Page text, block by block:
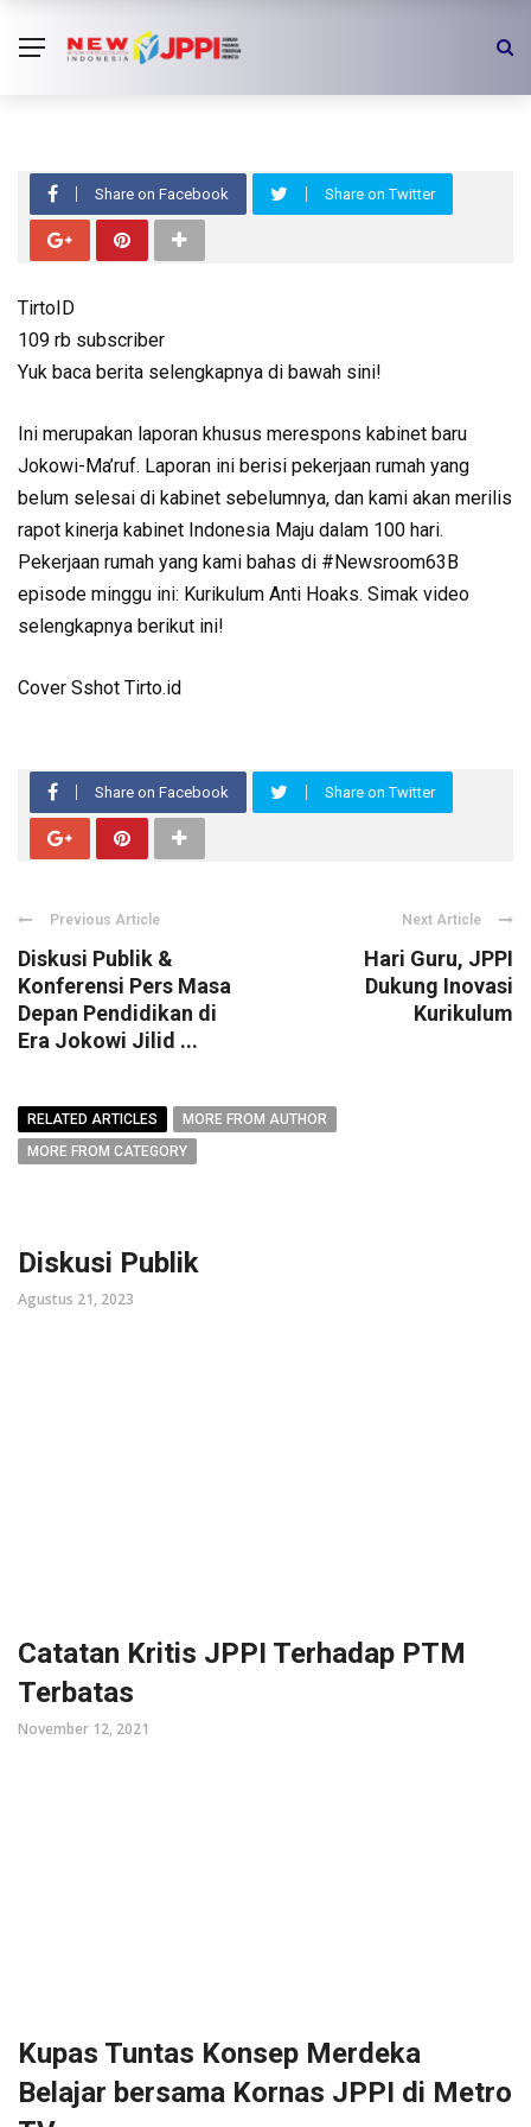
VIDEO
Jokowi 2.0: Kurikulum Anti Hoaks
Share on Facebook Share on Twitter
TirtoID
109 rb subscriber
Yuk baca berita selengkapnya di bawah sini!
Ini merupakan laporan khusus merespons kabinet baru
Jokowi-Ma’ruf. Laporan ini berisi pekerjaan rumah yang
belum selesai di kabinet sebelumnya, dan kami akan merilis
rapot kinerja kabinet Indonesia Maju dalam 100 hari.
Pekerjaan rumah yang kami bahas di #Newsroom63B
episode minggu ini: Kurikulum Anti Hoaks. Simak video
selengkapnya berikut ini!
Cover Sshot Tirto.id
Share on Facebook Share on Twitter
Previous Article
Diskusi Publik &
Konferensi Pers Masa
Depan Pendidikan di
Era Jokowi Jilid ...
Next Article
Hari Guru, JPPI
Dukung Inovasi
Kurikulum
RELATED ARTICLES
MORE FROM AUTHOR
MORE FROM CATEGORY
Diskusi Publik
Agustus 21, 2023
Catatan Kritis JPPI Terhadap PTM
Terbatas
November 12, 2021
Kupas Tuntas Konsep Merdeka
Belajar bersama Kornas JPPI di Metro